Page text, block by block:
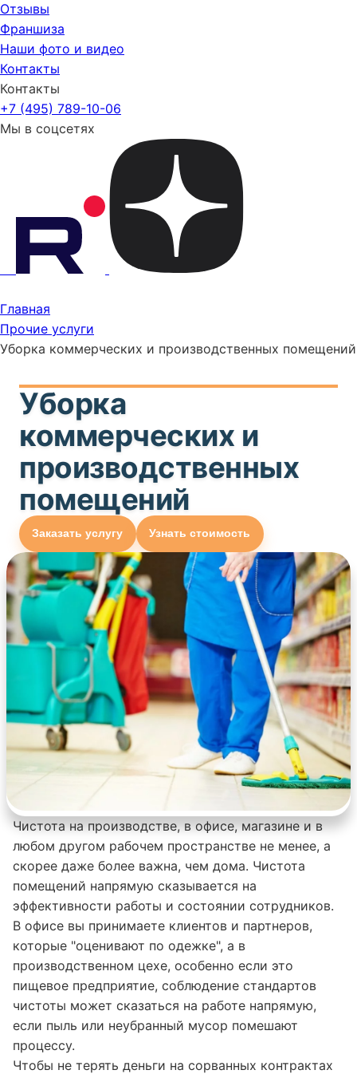
Отзывы
Франшиза
Наши фото и видео
Контакты
Контакты
+7 (495) 789-10-06
Мы в соцсетях
Главная
Прочие услуги
Уборка коммерческих и производственных помещений
Уборка
коммерческих и
производственных
помещений
Заказать услугу Узнать стоимость
Чистота на производстве, в офисе, магазине и в
любом другом рабочем пространстве не менее, а
скорее даже более важна, чем дома. Чистота
помещений напрямую сказывается на
эффективности работы и состоянии сотрудников.
В офисе вы принимаете клиентов и партнеров,
которые "оценивают по одежке", а в
производственном цехе, особенно если это
пищевое предприятие, соблюдение стандартов
чистоты может сказаться на работе напрямую,
если пыль или неубранный мусор помешают
процессу.
Чтобы не терять деньги на сорванных контрактах